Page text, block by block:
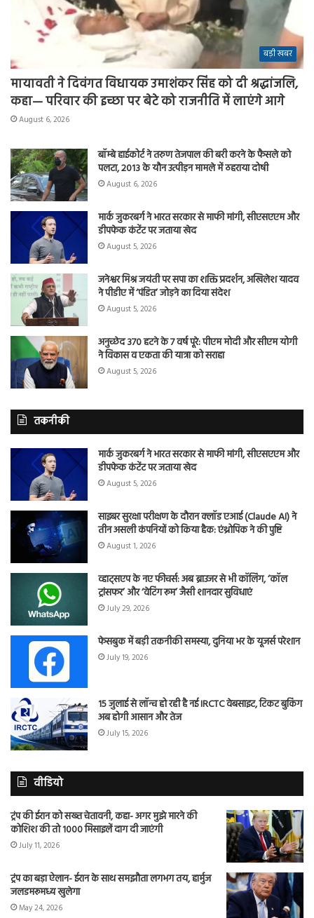
बड़ी खबर
मायावती ने दिवंगत विधायक उमाशंकर सिंह को दी श्रद्धांजलि,
कहा— परिवार की इच्छा पर बेटे को राजनीति में लाएंगे आगे
August 6, 2026
बॉम्बे हाईकोर्ट ने तरुण तेजपाल की बरी करने के फैसले को
पलटा, 2013 के यौन उत्पीड़न मामले में ठहराया दोषी
August 6, 2026
मार्क जुकरबर्ग ने भारत सरकार से माफी मांगी, सीएसएएम और
डीपफेक कंटेंट पर जताया खेद
August 5, 2026
जनेश्वर मिश्र जयंती पर सपा का शक्ति प्रदर्शन, अखिलेश यादव
ने पीडीए में ‘पंडित’ जोड़ने का दिया संदेश
August 5, 2026
अनुच्छेद 370 हटने के 7 वर्ष पूरे: पीएम मोदी और सीएम योगी
ने विकास व एकता की यात्रा को सराहा
August 5, 2026
तकनीकी
मार्क जुकरबर्ग ने भारत सरकार से माफी मांगी, सीएसएएम और
डीपफेक कंटेंट पर जताया खेद
August 5, 2026
साइबर सुरक्षा परीक्षण के दौरान क्लॉड एआई (Claude AI) ने
तीन असली कंपनियों को किया हैक: एंथ्रोपिक ने की पुष्टि
August 1, 2026
व्हाट्सएप के नए फीचर्स: अब ब्राउजर से भी कॉलिंग, ‘कॉल
ट्रांसफर’ और ‘वेटिंग रूम’ जैसी शानदार सुविधाएं
July 29, 2026
फेसबुक में बड़ी तकनीकी समस्या, दुनिया भर के यूजर्स परेशान
July 19, 2026
15 जुलाई से लॉन्च हो रही है नई IRCTC वेबसाइट, टिकट बुकिंग
अब होगी आसान और तेज
July 15, 2026
वीडियो
ट्रंप की ईरान को सख्त चेतावनी, कहा- अगर मुझे मारने की
कोशिश की तो 1000 मिसाइलें दाग दी जाएंगी
July 11, 2026
ट्रंप का बड़ा ऐलान- ईरान के साथ समझौता लगभग तय, हार्मुज
जलडमरूमध्य खुलेगा
May 24, 2026